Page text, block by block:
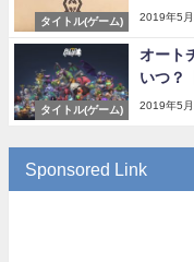
タイトル(ゲーム) 2019年5月
タイトル(ゲーム)
オート
いつ？
2019年5月
Sponsored Link